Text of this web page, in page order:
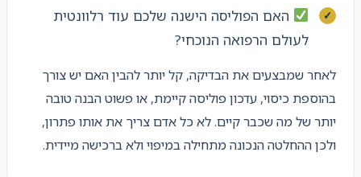
האם הפוליסה הישנה שלכם עוד רלוונטית
לעולם הרפואה הנוכחי?
לאחר שמבצעים את הבדיקה, קל יותר להבין האם יש צורך
בהוספת כיסוי, עדכון פוליסה קיימת, או פשוט הבנה טובה
יותר של מה שכבר קיים. לא כל אדם צריך את אותו פתרון,
ולכן ההחלטה הנכונה מתחילה במיפוי ולא ברכישה מיידית.